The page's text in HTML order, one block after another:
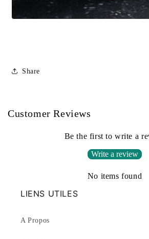
Share
Customer Reviews
Be the first to write a
Write a review
No items found
LIENS UTILES
A Propos